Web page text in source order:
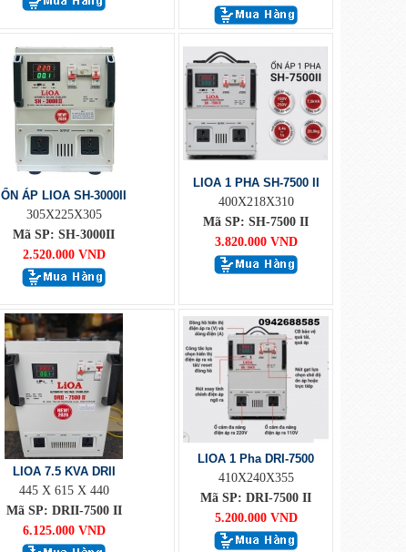
ỔN ÁP LIOA SH-3000II
305X225X305
Mã SP: SH-3000II
2.520.000 VND
LIOA 1 PHA SH-7500 II
400X218X310
Mã SP: SH-7500 II
3.820.000 VND
LIOA 7.5 KVA DRII
445 X 615 X 440
Mã SP: DRII-7500 II
6.125.000 VND
LIOA 1 Pha DRI-7500
410X240X355
Mã SP: DRI-7500 II
5.200.000 VND